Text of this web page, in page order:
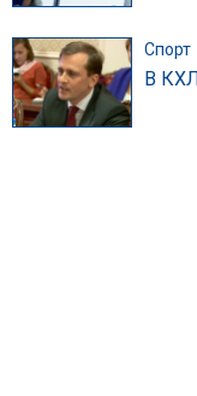
Спорт
В